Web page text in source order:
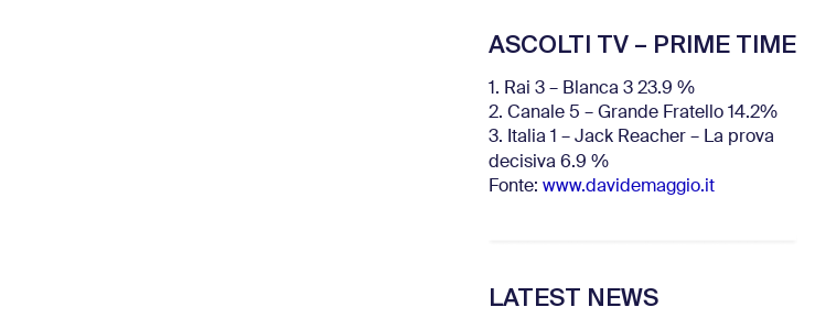
ASCOLTI TV – PRIME TIME
1. Rai 3 – Blanca 3 23.9 %
2. Canale 5 – Grande Fratello 14.2%
3. Italia 1 – Jack Reacher – La prova
decisiva 6.9 %
Fonte: www.davidemaggio.it
LATEST NEWS